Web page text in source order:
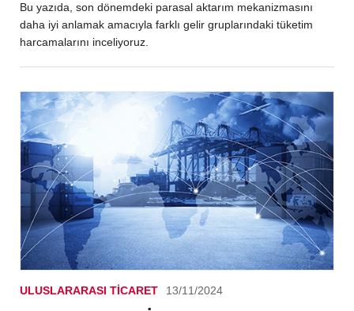
Bu yazıda, son dönemdeki parasal aktarım mekanizmasını
daha iyi anlamak amacıyla farklı gelir gruplarındaki tüketim
harcamalarını inceliyoruz.
ULUSLARARASI TICARET 13/11/2024